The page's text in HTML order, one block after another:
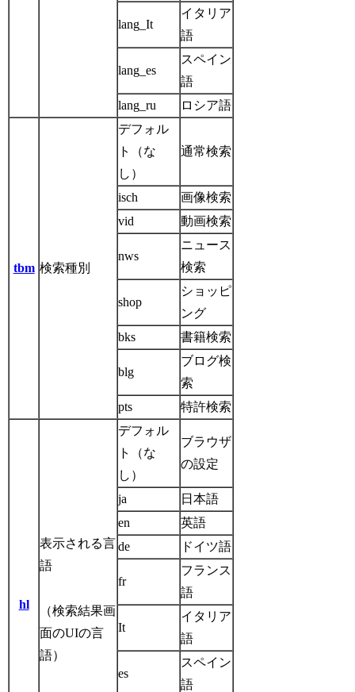
lang_It
イタリア
語
lang_es
スペイン
語
lang_ru
ロシア語
tbm 検索種別
デフォル
ト（な
し）
通常検索
isch
画像検索
vid
動画検索
nws
ニュース
検索
shop
ショッピ
ング
bks
書籍検索
blg
ブログ検
索
pts
特許検索
hl
表示される言
語
（検索結果画
面のUIの言
語）
デフォル
ト（な
し）
ブラウザ
の設定
ja
日本語
en
英語
de
ドイツ語
fr
フランス
語
It
イタリア
語
es
スペイン
語